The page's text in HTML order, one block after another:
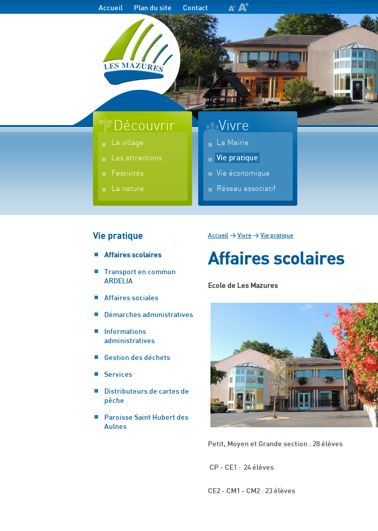
Accueil Plan du site Contact
Découvrir
Le village
Les attractions
Festivités
La nature
Vivre
La Mairie
Vie pratique
Vie économique
Réseau associatif
Vie pratique
Affaires scolaires
Transport en commun
ARDELIA
Affaires sociales
Démarches administratives
Informations
administratives
Gestion des déchets
Services
Distributeurs de cartes de
pêche
Paroisse Saint Hubert des
Aulnes
Accueil > Vivre > Vie pratique
Affaires scolaires
Ecole de Les Mazures
Petit, Moyen et Grande section : 28 élèves
CP - CE1 : 24 élèves
CE2 - CM1 - CM2 : 23 élèves